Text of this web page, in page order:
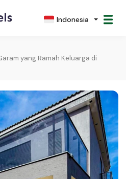
Indonesia
yang Ramah Keluarga di